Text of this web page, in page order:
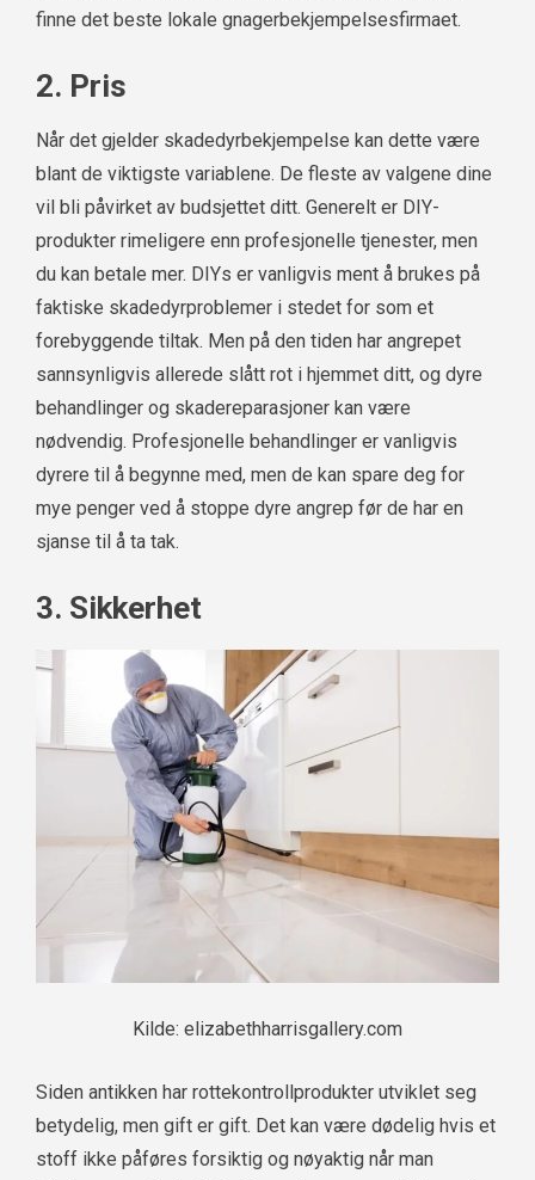
finne det beste lokale gnagerbekjempelsesfirmaet.
2. Pris
Når det gjelder skadedyrbekjempelse kan dette være
blant de viktigste variablene. De fleste av valgene dine
vil bli påvirket av budsjettet ditt. Generelt er DIY-
produkter rimeligere enn profesjonelle tjenester, men
du kan betale mer. DIYs er vanligvis ment å brukes på
faktiske skadedyrproblemer i stedet for som et
forebyggende tiltak. Men på den tiden har angrepet
sannsynligvis allerede slått rot i hjemmet ditt, og dyre
behandlinger og skadereparasjoner kan være
nødvendig. Profesjonelle behandlinger er vanligvis
dyrere til å begynne med, men de kan spare deg for
mye penger ved å stoppe dyre angrep før de har en
sjanse til å ta tak.
3. Sikkerhet
Kilde: elizabethharrisgallery.com
Siden antikken har rottekontrollprodukter utviklet seg
betydelig, men gift er gift. Det kan være dødelig hvis et
stoff ikke påføres forsiktig og nøyaktig når man